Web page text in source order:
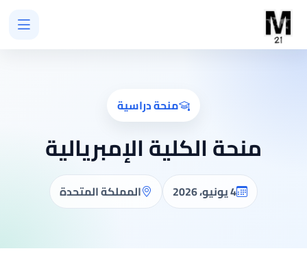
منحة دراسية
منحة الكلية الإمبريالية
4 يونيو، 2026 المملكة المتحدة